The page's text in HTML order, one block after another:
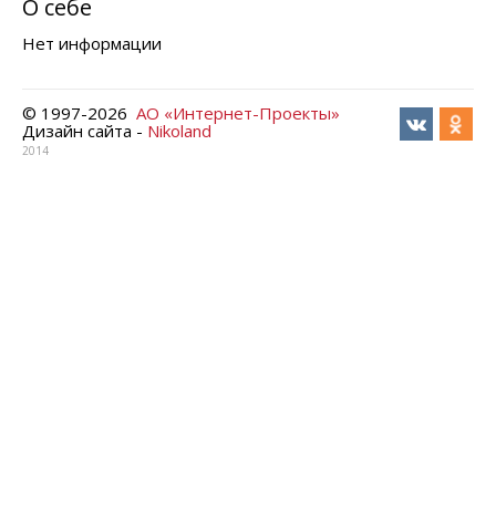
О себе
Нет информации
© 1997-2026 АО «Интернет-Проекты»
Дизайн сайта - Nikoland
2014